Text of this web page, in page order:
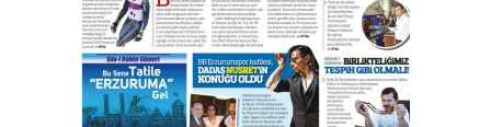
Kenan GÜLERCİ
Murat Şahsuvaroğlu ERKON’da
çıtayı yukarı taşırken,
yönetimdekiler aşağı
çekmemeli!
17 Şubat 2026 SalıOrhan BOZKURT